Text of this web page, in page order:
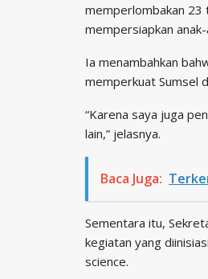
memperlombakan 23
mempersiapkan
Ia menambahkan
memperkuat Sumsel
“Karena saya juga
lain,” jelasnya.
Baca Juga:
Sementara itu,
kegiatan yang
science.